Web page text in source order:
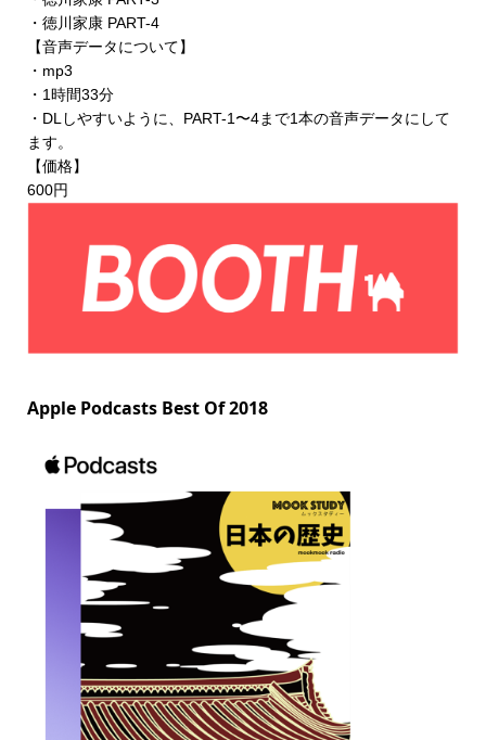
・徳川家康 PART-4
【音声データについて】
・mp3
・1時間33分
・DLしやすいように、PART-1〜4まで1本の音声データにして
ます。
【価格】
600円
Apple Podcasts Best Of 2018